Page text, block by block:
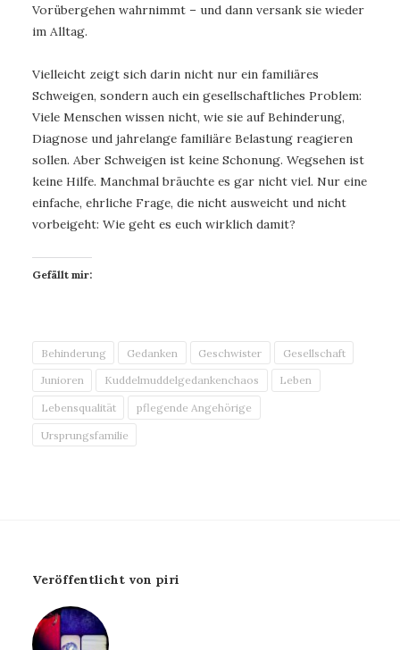
Vorübergehen wahrnimmt – und dann versank sie wieder
im Alltag.
Vielleicht zeigt sich darin nicht nur ein familiäres
Schweigen, sondern auch ein gesellschaftliches Problem:
Viele Menschen wissen nicht, wie sie auf Behinderung,
Diagnose und jahrelange familiäre Belastung reagieren
sollen. Aber Schweigen ist keine Schonung. Wegsehen ist
keine Hilfe. Manchmal bräuchte es gar nicht viel. Nur eine
einfache, ehrliche Frage, die nicht ausweicht und nicht
vorbeigeht: Wie geht es euch wirklich damit?
Gefällt mir:
Behinderung Gedanken Geschwister Gesellschaft
Junioren Kuddelmuddelgedankenchaos Leben
Lebensqualität pflegende Angehörige
Ursprungsfamilie
Veröffentlicht von piri